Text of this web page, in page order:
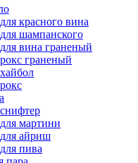
красного вина
шампанского
вина граненый
граненый
мартини
айриш
пива